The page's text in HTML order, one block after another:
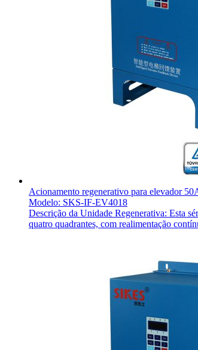
Acionamento regenerativo para elevador
Modelo: SKS-IF-EV4018
Descrição da Unidade Regenerativa: Esta
quatro quadrantes, com realimentação